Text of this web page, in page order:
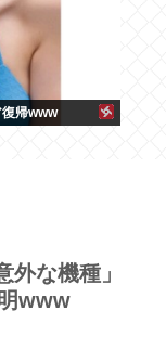
復帰www
外な機種」
www